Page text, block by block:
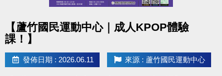
3.大會得視賽程進度調整檢錄及比賽時間，並以現場
競賽組廣播為主。
◆連絡資訊
-洽詢專線：03-2639066 #115
【蘆竹國民運動中心｜成人KPOP體驗
課！】
發佈日期 : 2026.06.11 來源 : 蘆竹國民運動中心